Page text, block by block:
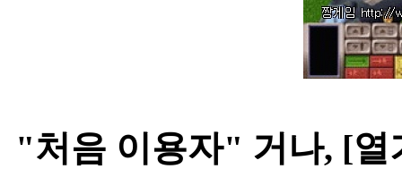
"처음 이용자" 거나, [